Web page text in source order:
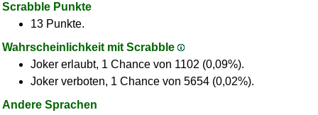
Scrabble Punkte
13 Punkte.
Wahrscheinlichkeit mit Scrabble
Joker erlaubt, 1 Chance von 1102 (0,09%).
Joker verboten, 1 Chance von 5654 (0,02%).
Andere Sprachen